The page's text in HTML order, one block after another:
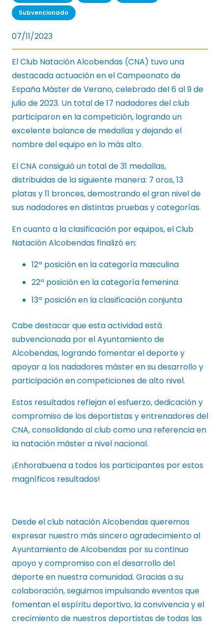
Subvencionado
07/11/2023
El Club Natación Alcobendas (CNA) tuvo una
destacada actuación en el Campeonato de
España Máster de Verano, celebrado del 6 al 9 de
julio de 2023. Un total de 17 nadadores del club
participaron en la competición, logrando un
excelente balance de medallas y dejando el
nombre del equipo en lo más alto.
El CNA consiguió un total de 31 medallas,
distribuidas de la siguiente manera: 7 oros, 13
platas y 11 bronces, demostrando el gran nivel de
sus nadadores en distintas pruebas y categorías.
En cuanto a la clasificación por equipos, el Club
Natación Alcobendas finalizó en:
12ª posición en la categoría masculina
22ª posición en la categoría femenina
13ª posición en la clasificación conjunta
Cabe destacar que esta actividad está
subvencionada por el Ayuntamiento de
Alcobendas, logrando fomentar el deporte y
apoyar a los nadadores máster en su desarrollo y
participación en competiciones de alto nivel.
Estos resultados reflejan el esfuerzo, dedicación y
compromiso de los deportistas y entrenadores del
CNA, consolidando al club como una referencia en
la natación máster a nivel nacional.
¡Enhorabuena a todos los participantes por estos
magníficos resultados!
Desde el club natación Alcobendas queremos
expresar nuestro más sincero agradecimiento al
Ayuntamiento de Alcobendas por su continuo
apoyo y compromiso con el desarrollo del
deporte en nuestra comunidad. Gracias a su
colaboración, seguimos impulsando eventos que
fomentan el espíritu deportivo, la convivencia y el
crecimiento de nuestros deportistas de todas las